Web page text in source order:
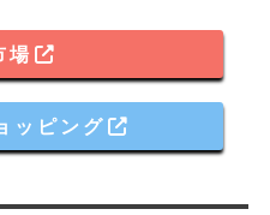
場
ッピング